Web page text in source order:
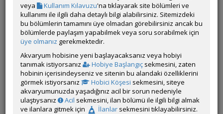
Amatitlania kanna
Amatitlania
nigrofasciatum (Zebra)
Latince
Adı:
veya
Kullanım Kılavuzu'na tıklayarak site bölümleri ve
kullanımı ile ilgili daha detaylı bilgi alabilirsiniz. Sitemizdeki
bu bölümlerin tamamını üye olmadan görebilirsiniz ancak bu
bölümlerde paylaşım yapabilmek veya soru sorabilmek için
üye olmanız gerekmektedir.
Akvaryum hobisine yeni başlayacaksanız veya hobiyi
tanımak istiyorsanız
Hobiye Başlangıç sekmesini, zaten
hobinin içerisindeyseniz ve sitenin bu alandaki özelliklerini
görmek istiyorsanız
Hobici Köşesi sekmesini, siteye
akvaryumunuzda yaşadığınız acil bir sorun nedeniyle
ulaştıysanız
Acil sekmesini, ilan bölümü ile ilgili bilgi almak
ve ilanlara gitmek için
İlanlar sekmesini tıklayabilirsiniz.